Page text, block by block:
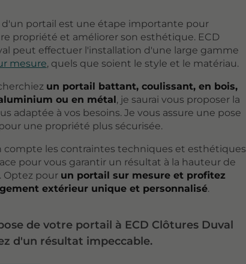
d'un portail est une étape importante pour
propriété et améliorer son esthétique. ECD
peut effectuer l'installation d'une large gamme
mesure, quels que soient le style et le matériau.
un portail battant, coulissant, en bois,
ou en métal, je saurai vous proposer la
adaptée à vos besoins. Je vous assure une pose
une propriété plus sécurisée.
compte les contraintes techniques et esthétiques
pour vous garantir un résultat à la hauteur de
Optez pour un portail sur mesure et profitez
extérieur unique et personnalisé.
de votre portail à ECD Clôtures Duval
d'un résultat impeccable.